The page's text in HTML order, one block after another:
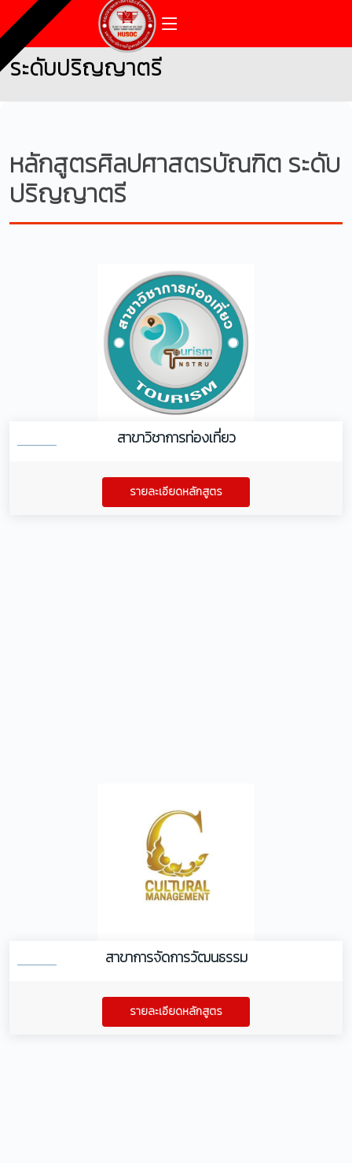
ระดับปริญญาตรี
หลักสูตรศิลปศาสตรบัณฑิต ระดับ
ปริญญาตรี
สาขาวิชาการท่องเที่ยว
รายละเอียดหลักสูตร
สาขาการจัดการวัฒนธรรม
รายละเอียดหลักสูตร